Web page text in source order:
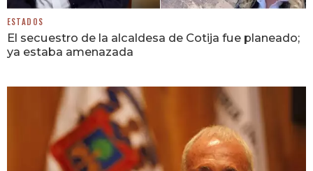
ESTADOS
El secuestro de la alcaldesa de Cotija fue planeado;
ya estaba amenazada